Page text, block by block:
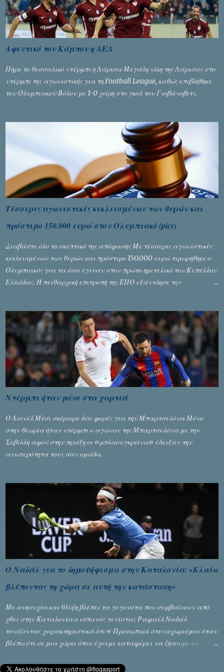
Αφεντικό του Κάμπου η ΑΕΛ
Πήρε το θεσσαλικό ντέρμπι η Λάρισα Μεγάλη νίκη της Λάρισας στο
ντέρμπι της αγωνιστικής για τη Football League, καθώς επιβλήθηκε
του Ολυμπιακού Βόλου με 1-0 χάρη στο γκολ του Γιοβάνοβιτς.
Τέσσερις αγωνιστικές κεκλεισμένων των θυρών και
πρόστιμο 150.000 ευρώ στον Ολυμπιακό (pics)
Διαβάστε όλο το σκεπτικό της απόφασης Με τέσσερις αγωνιστικές
κεκλεισμένων των θυρών και πρόστιμο 150.000 ευρώ τιμωρήθηκε ο
Ολυμπιακός για τα όσα έγιναν στον πρώτο ημιτελικό του Κυπέλλου
Ελλάδας. Η πειθαρχική επιτροπή της ΕΠΟ εξάντλησε την
αφαίρεσης βαθμών, όπως απαιτούσαν, αφού κάτι τέτοιο δεν ήταν
εφικτό, σύμφωνα με τα στοιχεία...
Ντέρμπι ήταν μόνο στα χαρτιά
Ο Λιονέλ Μέσι σκόραρε δύο φορές για την Μπαρτσελόνα Μόνο
στην θεωρία ήταν ντέρμπι ο αγώνας της Μπαρτσελόνα με την
Σεβίλλη αφού στην πράξη οι «μπλαουγκράνα» έδειξαν την
ανωτερότητα τους σαν ομάδα.
Ο Ναδάλ για το δημοψήφισμα στην Καταλονία: «Κλαίω
βλέποντας τη χώρα σε αυτή την κατάσταση»
Με ανησυχία και θλίψη βλέπει τα γεγονότα που συμβαίνουν από
χθες στην Καταλονία ο ισπανός τενίστας Ραφαέλ Ναδάλ
τονίζοντας χαρακτηριστικά ότι « Προσωπικά στεναχωριέμαι όταν
βλέπω ότι σε μια χώρα όπου έχουμε καταφέρει να ζήσουμε και
κατάσταση που έφθασε χθες. Νομίζω ότι η εικόνα που έχουμε